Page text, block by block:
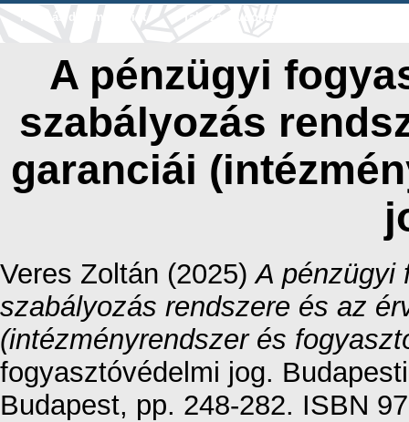
Tallózás dátum szerint
Tallózás tudományterület szerint
A pénzügyi
szabályozás
garanciái
Veres Zoltán (2025)A pénzügyi
szabályozás rendszere és az
(intézményrendszer és
fogyasztóvédelmi jog.
Budapest, pp. 248-282. ISBN